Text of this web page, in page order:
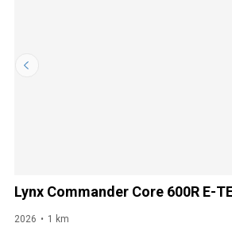
Lynx Commander Core 600R E-
2026 1 km